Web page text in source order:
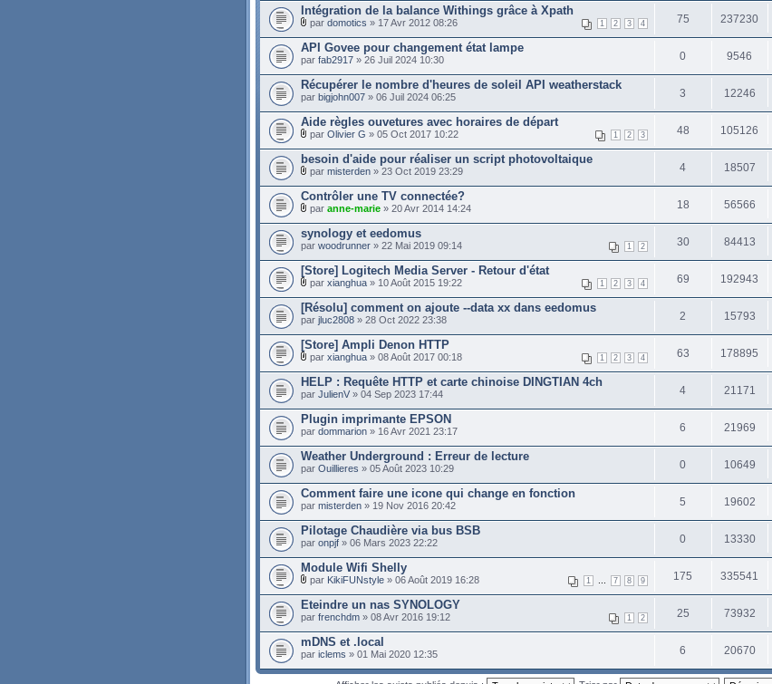
Intégration de la balance Withings grâce à Xpath
1 2 3 4
par domotics » 17 Avr 2012 08:26 75 237230
API Govee pour changement état lampe
par fab2917 » 26 Juil 2024 10:30 0 9546
Récupérer le nombre d'heures de soleil API weatherstack
par bigjohn007 » 06 Juil 2024 06:25 3 12246
Aide règles ouvetures avec horaires de départ
1 2 3
par Olivier G » 05 Oct 2017 10:22 48 105126
besoin d'aide pour réaliser un script photovoltaique
par misterden » 23 Oct 2019 23:29 4 18507
Contrôler une TV connectée?
par anne-marie » 20 Avr 2014 14:24 18 56566
synology et eedomus
1 2
par woodrunner » 22 Mai 2019 09:14 30 84413
[Store] Logitech Media Server - Retour d'état
1 2 3 4
par xianghua » 10 Août 2015 19:22 69 192943
[Résolu] comment on ajoute --data xx dans eedomus
par jluc2808 » 28 Oct 2022 23:38 2 15793
[Store] Ampli Denon HTTP
1 2 3 4
par xianghua » 08 Août 2017 00:18 63 178895
HELP : Requête HTTP et carte chinoise DINGTIAN 4ch
par JulienV » 04 Sep 2023 17:44 4 21171
Plugin imprimante EPSON
par dommarion » 16 Avr 2021 23:17 6 21969
Weather Underground : Erreur de lecture
par Ouillieres » 05 Août 2023 10:29 0 10649
Comment faire une icone qui change en fonction
par misterden » 19 Nov 2016 20:42 5 19602
Pilotage Chaudière via bus BSB
par onpjf » 06 Mars 2023 22:22 0 13330
Module Wifi Shelly
1 7 8 9
par KikiFUNstyle » 06 Août 2019 16:28 175 335541
Eteindre un nas SYNOLOGY
1 2
par frenchdm » 08 Avr 2016 19:12 25 73932
mDNS et .local
par iclems » 01 Mai 2020 12:35 6 20670